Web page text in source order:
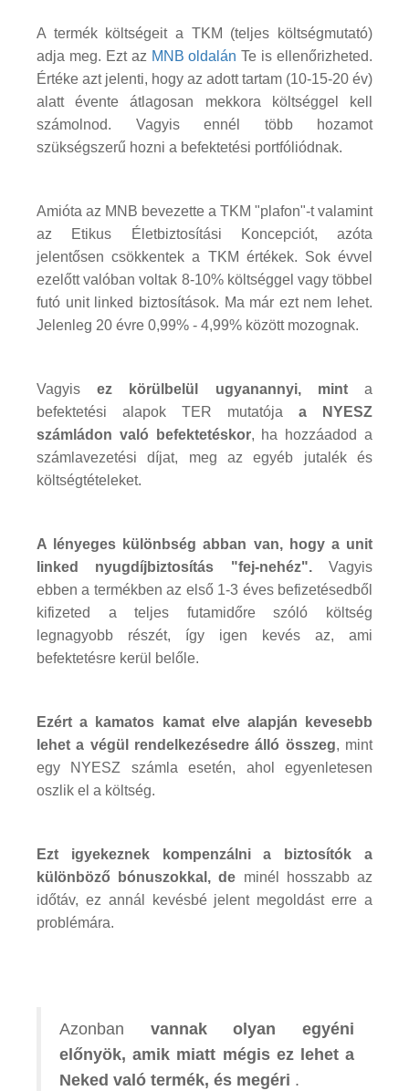
A termék költségeit a TKM (teljes költségmutató)
adja meg. Ezt az MNB oldalán Te is ellenőrizheted.
Értéke azt jelenti, hogy az adott tartam (10-15-20 év)
alatt évente átlagosan mekkora költséggel kell
számolnod. Vagyis ennél több hozamot
szükségszerű hozni a befektetési portfóliódnak.
Amióta az MNB bevezette a TKM "plafon"-t valamint
az Etikus Életbiztosítási Koncepciót, azóta
jelentősen csökkentek a TKM értékek. Sok évvel
ezelőtt valóban voltak 8-10% költséggel vagy többel
futó unit linked biztosítások. Ma már ezt nem lehet.
Jelenleg 20 évre 0,99% - 4,99% között mozognak.
Vagyisez körülbelül ugyanannyi, minta
befektetési alapok TER mutatója a NYESZ
számládon való befektetéskor, ha hozzáadod a
számlavezetési díjat, meg az egyéb jutalék és
költségtételeket.
A lényeges különbség abban van, hogy a unit
linked nyugdíjbiztosítás "fej-nehéz".Vagyis
ebben a termékben az első 1-3 éves befizetésedből
kifizeted a teljes futamidőre szóló költség
legnagyobb részét, így igen kevés az, ami
befektetésre kerül belőle.
Ezért a kamatos kamat elve alapján kevesebb
lehet a végül rendelkezésedre álló összeg, mint
egy NYESZ számla esetén, ahol egyenletesen
oszlik el a költség.
Ezt igyekeznek kompenzálni a biztosítók a
különböző bónuszokkal, de minél hosszabb az
időtáv, ez annál kevésbé jelent megoldást erre a
problémára.
Azonban vannak olyan egyéni
előnyök, amik miatt mégis ez lehet a
Neked való termék, és megéri .